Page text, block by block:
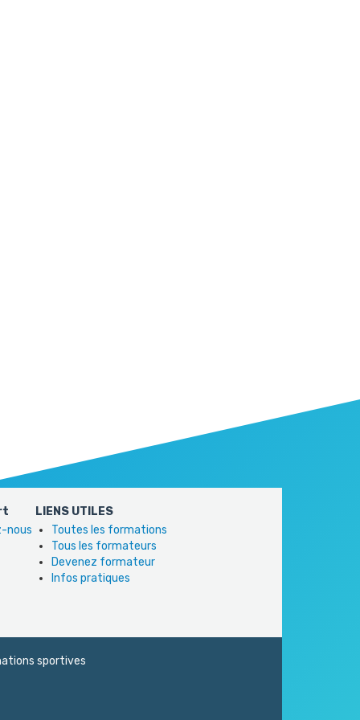
nous
LIENS UTILES
Toutes les formations
Tous les formateurs
Devenez formateur
Infos pratiques
sportives